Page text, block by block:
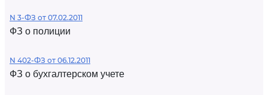
N 3-ФЗ от 07.02.2011
ФЗ о полиции
N 402-ФЗ от 06.12.2011
ФЗ о бухгалтерском учете